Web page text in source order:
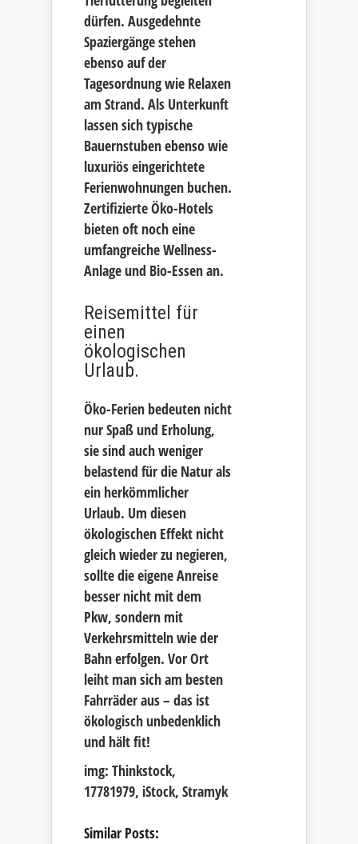
dürfen. Ausgedehnte
Spaziergänge stehen
ebenso auf der
Tagesordnung wie Relaxen
am Strand. Als Unterkunft
lassen sich typische
Bauernstuben ebenso wie
luxuriös eingerichtete
Ferienwohnungen buchen.
Zertifizierte Öko-Hotels
bieten oft noch eine
umfangreiche Wellness-
Anlage und Bio-Essen an.
Reisemittel für
einen
ökologischen
Urlaub.
Öko-Ferien bedeuten nicht
nur Spaß und Erholung,
sie sind auch weniger
belastend für die Natur als
ein herkömmlicher
Urlaub. Um diesen
ökologischen Effekt nicht
gleich wieder zu negieren,
sollte die eigene Anreise
besser nicht mit dem
Pkw, sondern mit
Verkehrsmitteln wie der
Bahn erfolgen. Vor Ort
leiht man sich am besten
Fahrräder aus – das ist
ökologisch unbedenklich
und hält fit!
img: Thinkstock,
17781979, iStock, Stramyk
Similar Posts: